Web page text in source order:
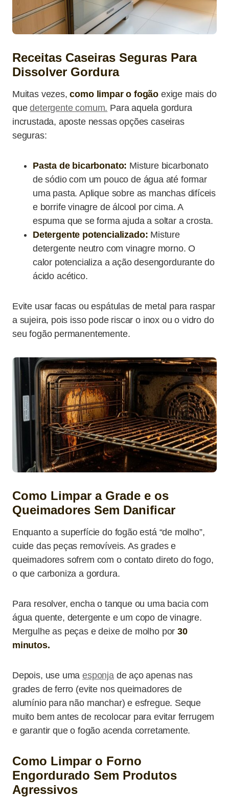
Receitas Caseiras Seguras Para
Dissolver Gordura
Muitas vezes,como limpar o fogão exige mais do
quedetergente comum. Para aquela gordura
incrustada, aposte nessas opções caseiras
seguras:
Pasta de bicarbonato: Misture bicarbonato
de sódio com um pouco de água até formar
uma pasta. Aplique sobre as manchas difíceis
e borrife vinagre de álcool por cima. A
espuma que se forma ajuda a soltar a crosta.
Detergente potencializado: Misture
detergente neutro com vinagre morno. O
calor potencializa a ação desengordurante do
ácido acético.
Evite usar facas ou espátulas de metal para raspar
a sujeira, pois isso pode riscar o inox ou o vidro do
seu fogão permanentemente.
Como Limpar a Grade e os
Queimadores Sem Danificar
Enquanto a superfície do fogão está “de molho”,
cuide das peças removíveis. As grades e
queimadores sofrem com o contato direto do fogo,
o que carboniza a gordura.
Para resolver, encha o tanque ou uma bacia com
água quente, detergente e um copo de vinagre.
Mergulhe as peças e deixe de molho por 30
minutos.
Depois, use umaesponja de aço apenas nas
grades de ferro (evite nos queimadores de
alumínio para não manchar) e esfregue. Seque
muito bem antes de recolocar para evitar ferrugem
e garantir que o fogão acenda corretamente.
Como Limpar o Forno
Engordurado Sem Produtos
Agressivos